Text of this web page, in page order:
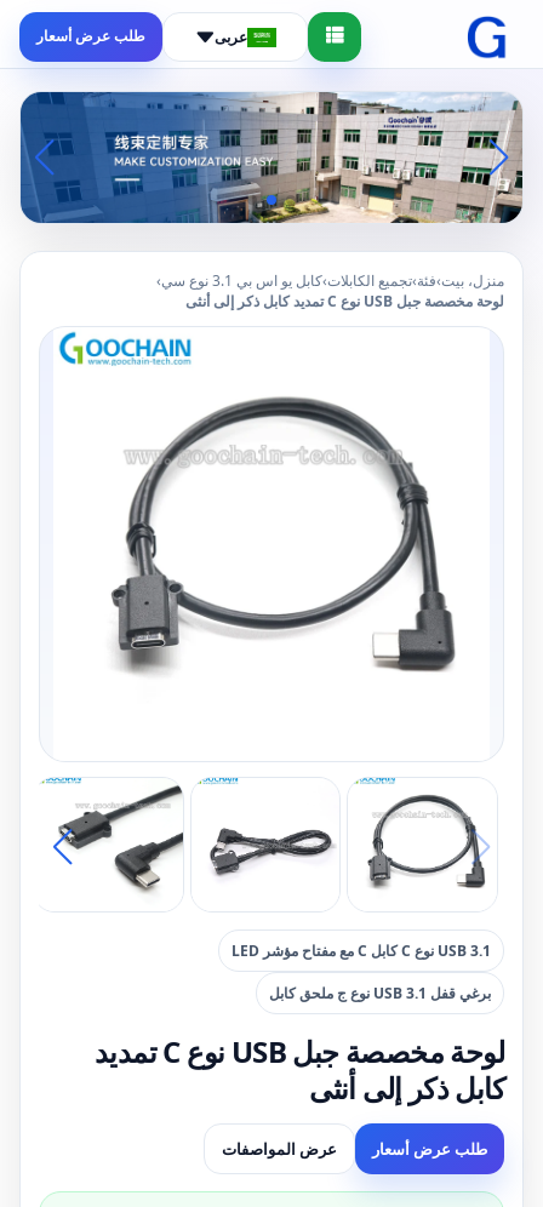
عربى طلب عرض أسعار
منزل، بيت›فئة›تجميع الكابلات›كابل يو اس بي 3.1 نوع سي
›
لوحة مخصصة جبل USB نوع C تمديد كابل ذكر إلى أنثى
USB 3.1 نوع C كابل C مع مفتاح مؤشر LED
برغي قفل USB 3.1 نوع ج ملحق كابل
لوحة مخصصة جبل USB نوع C تمديد
كابل ذكر إلى أنثى
طلب عرض أسعار عرض المواصفات